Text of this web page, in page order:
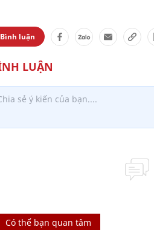
Bình luận
Có thể bạn quan tâm